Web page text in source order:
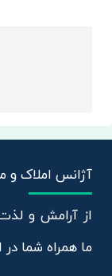
آژانس املاک و
از آرامش و
ما همراه شما